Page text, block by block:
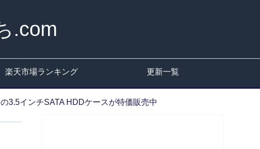
.com
楽天市場ランキング 更新一覧
3.5インチSATA HDDケースが特価販売中